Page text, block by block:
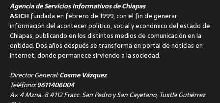
Agencia de Servicios Informativos de Chiapas
ASICH fundada en febrero de 1999, con el fin de generar
información del acontecer político, social y económico del estado de
Chiapas, publicando en los distintos medios de comunicación en la
entidad. Dos años después se transforma en portal de noticias en
internet, donde permanece sirviendo a la sociedad.
Director General:Cosme Vázquez
Teléfono:9611406004
Av. 4 Mzna. 8 #112 Fracc. San Pedro y San Cayetano, Tuxtla Gutiérrez